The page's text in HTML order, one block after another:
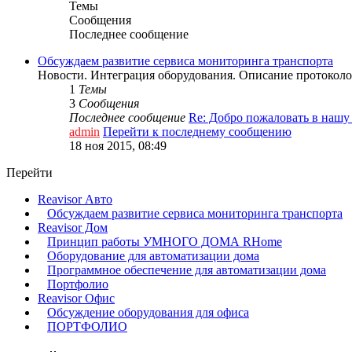
Темы
Сообщения
Последнее сообщение
Обсуждаем развитие сервиса мониторинга транспорта
Новости. Интеграция оборудования. Описание
1 Темы
3 Сообщения
Последнее сообщение Re: Добро пожаловать в
admin Перейти к последнему сообщению
18 ноя 2015, 08:49
Перейти
Reavisor Авто
Обсуждаем развитие сервиса мониторинга транспорта
Reavisor Дом
Принцип работы УМНОГО ДОМА RHome
Оборудование для автоматизации дома
Программное обеспечение для автоматизации дома
Портфолио
Reavisor Офис
Обсуждение оборудования для офиса
ПОРТФОЛИО